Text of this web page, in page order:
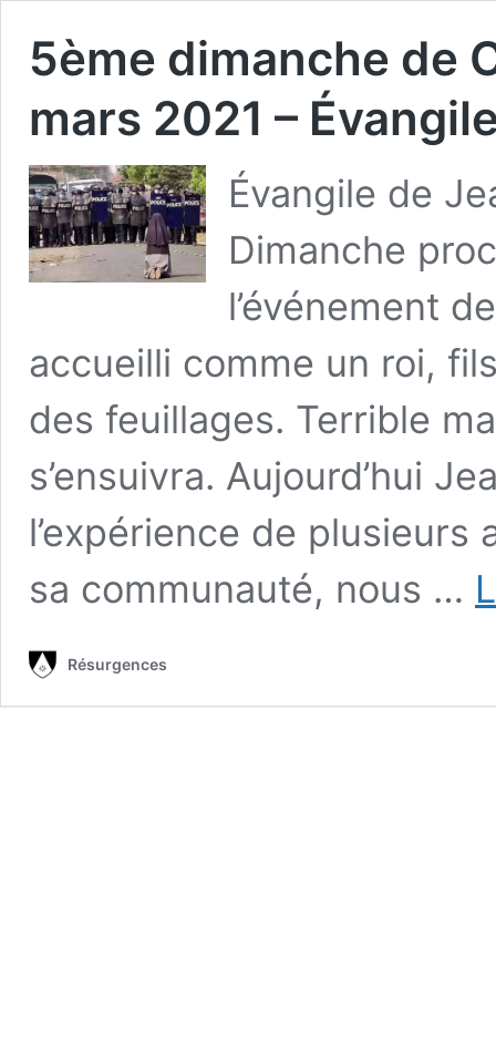
5ème dimanche de
mars 2021 –
Évangile de
Dimanche
l’événement
accueilli comme un roi,
des feuillages. Terrible
s’ensuivra. Aujourd’hui
l’expérience de
sa communauté, nous …
Résurgences